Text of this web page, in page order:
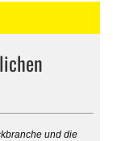
und die